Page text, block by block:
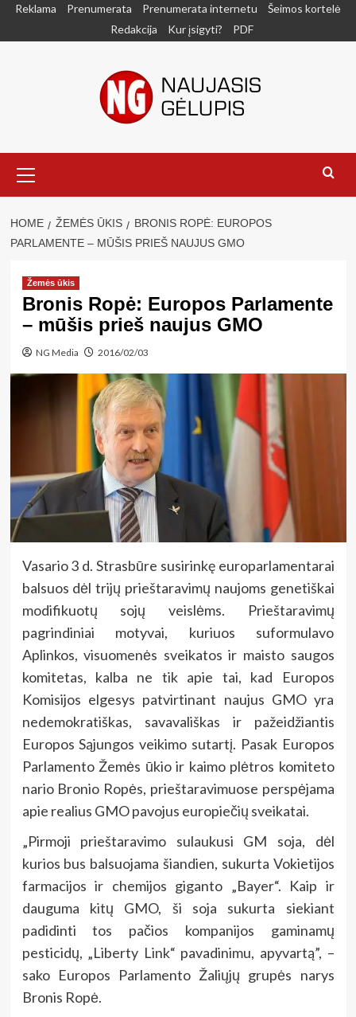
SkipReklama Prenumerata Prenumerata internetu
Šeimos kortelė
Redakcija
Kur įsigyti? PDF
Menu
HOME ŽEMĖS ŪKIS
BRONIS ROPĖ: EUROPOS
PARLAMENTE – MŪŠIS PRIEŠ NAUJUS GMO
Žemės ūkis
Bronis Ropė: Europos Parlamente
– mūšis prieš naujus GMO
NG Media 2016/02/03
Vasario 3 d. Strasbūre susirinkę europarlamentarai
balsuos dėl trijų prieštaravimų naujoms genetiškai
modifikuotų sojų veislėms. Prieštaravimų
pagrindiniai motyvai, kuriuos suformulavo
Aplinkos, visuomenės sveikatos ir maisto saugos
komitetas, kalba ne tik apie tai, kad Europos
Komisijos elgesys patvirtinant naujus GMO yra
nedemokratiškas, savavališkas ir pažeidžiantis
Europos Sąjungos veikimo sutartį. Pasak Europos
Parlamento Žemės ūkio ir kaimo plėtros komiteto
nario Bronio Ropės, prieštaravimuose perspėjama
apie realius GMO pavojus europiečių sveikatai.
„Pirmoji prieštaravimo sulaukusi GM soja, dėl
kurios bus balsuojama šiandien, sukurta Vokietijos
farmacijos ir chemijos giganto „Bayer“. Kaip ir
dauguma kitų GMO, ši soja sukurta siekiant
padidinti tos pačios kompanijos gaminamų
pesticidų, „Liberty Link“ pavadinimu, apyvartą”, –
sako Europos Parlamento Žaliųjų grupės narys
Bronis Ropė.